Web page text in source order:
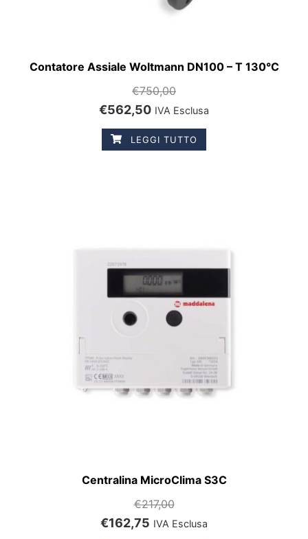
Contatore Assiale Woltmann DN100 – T 130°C
€750,00
€562,50 IVA Esclusa
LEGGI TUTTO
Centralina MicroClima S3C
€217,00
€162,75 IVA Esclusa